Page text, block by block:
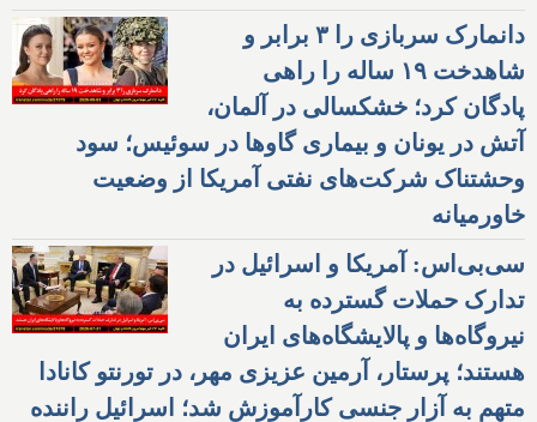
دانمارک سربازی را ۳ برابر و
شاهدخت ۱۹ ساله را راهی
پادگان کرد؛ خشکسالی در آلمان،
آتش در یونان و بیماری گاوها در سوئیس؛ سود
وحشتناک شرکت‌های نفتی آمریکا از وضعیت
خاورمیانه
سی‌بی‌اس: آمریکا و اسرائیل در
تدارک حملات گسترده به
نیروگاه‌ها و پالایشگاه‌های ایران
هستند؛ پرستار، آرمین عزیزی مهر، در تورنتو کانادا
متهم به آزار جنسی کارآموزش شد؛ اسرائیل راننده